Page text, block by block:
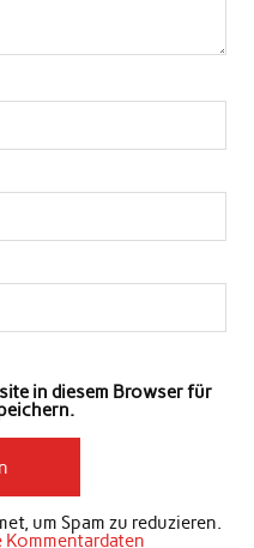
in diesem Browser für
um Spam zu reduzieren.
Kommentardaten